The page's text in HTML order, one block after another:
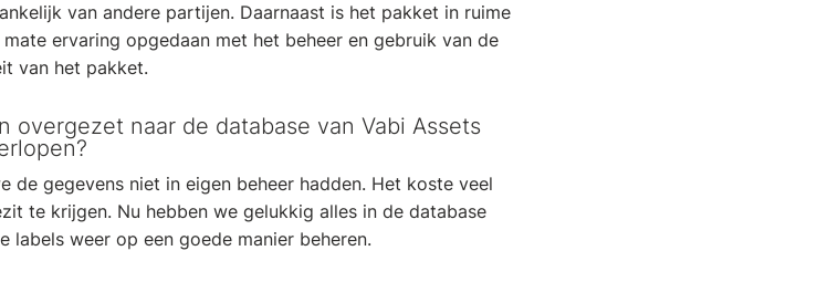
van andere partijen. Daarnaast is het pakket in ruime
ervaring opgedaan met het beheer en gebruik van de
van het pakket.
overgezet naar de database van Vabi Assets
de gegevens niet in eigen beheer hadden. Het koste veel
te krijgen. Nu hebben we gelukkig alles in de database
labels weer op een goede manier beheren.